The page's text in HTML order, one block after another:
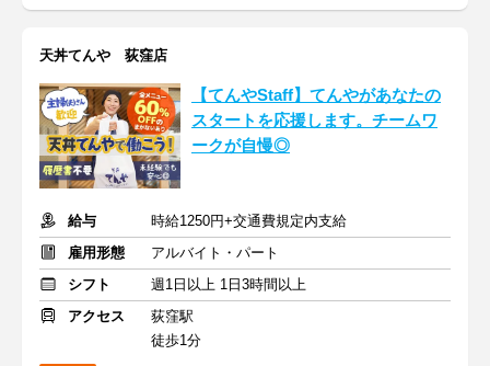
天丼てんや 荻窪店
【てんやStaff】てんやがあなたの
スタートを応援します。チームワ
ークが自慢◎
給与
時給1250円+交通費規定内支給
雇用形態
アルバイト・パート
シフト
週1日以上 1日3時間以上
アクセス
荻窪駅
徒歩1分